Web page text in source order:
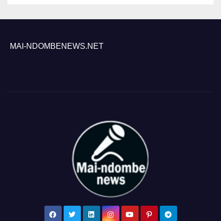
MAI-NDOMBENEWS.NET